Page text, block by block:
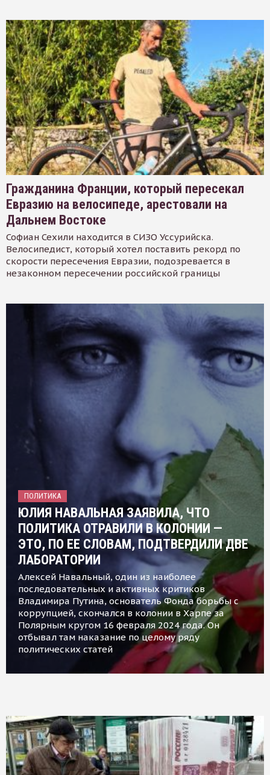
Гражданина Франции, который пересекал
Евразию на велосипеде, арестовали на
Дальнем Востоке
Софиан Сехили находится в СИЗО Уссурийска.
Велосипедист, который хотел поставить рекорд по
скорости пересечения Евразии, подозревается в
незаконном пересечении российской границы
ПОЛИТИКА
ЮЛИЯ НАВАЛЬНАЯ ЗАЯВИЛА, ЧТО
ПОЛИТИКА ОТРАВИЛИ В КОЛОНИИ —
ЭТО, ПО ЕЕ СЛОВАМ, ПОДТВЕРДИЛИ ДВЕ
ЛАБОРАТОРИИ
Алексей Навальный, один из наиболее
последовательных и активных критиков
Владимира Путина, основатель Фонда борьбы с
коррупцией, скончался в колонии в Харпе за
Полярным кругом 16 февраля 2024 года. Он
отбывал там наказание по целому ряду
политических статей